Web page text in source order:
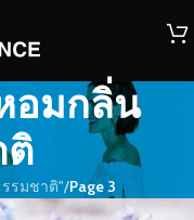
อมกลิ่น
ติ
รรมชาติ"/Page 3